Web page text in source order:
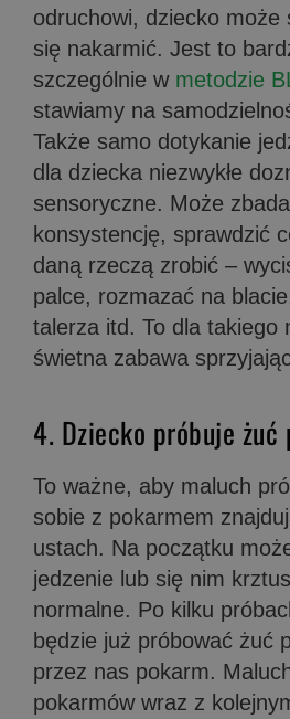
odruchowi, dziecko może
się nakarmić. Jest to
szczególnie w metodzie
stawiamy na
Także samo dotykanie
dla dziecka niezwykłe
sensoryczne. Może
konsystencję, sprawdzić
daną rzeczą zrobić –
palce, rozmazać na
talerza itd. To dla takiego
świetna zabawa
4. Dziecko próbuje żuć
To ważne, aby maluch
sobie z pokarmem
ustach. Na początku
jedzenie lub się nim
normalne. Po kilku
będzie już próbować żuć
przez nas pokarm.
pokarmów wraz z